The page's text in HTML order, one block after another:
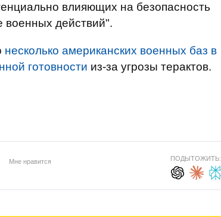
влияющих на безопасность
военных действий".
несколько американских военных баз в
готовности из-за угрозы терактов.
Мне нравится ПОДЫТОЖИТЬ: